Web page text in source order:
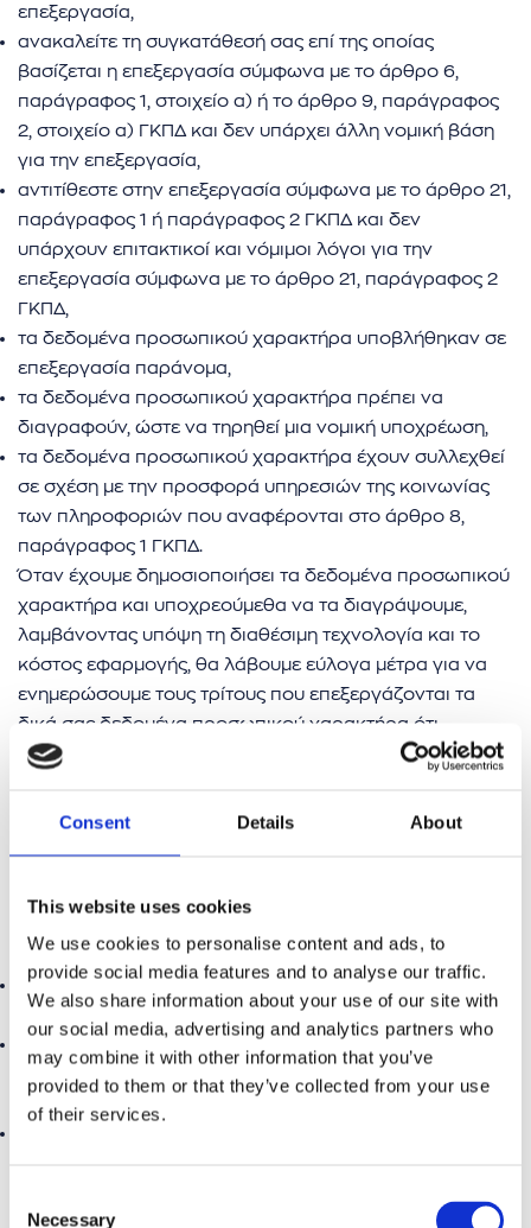
Consent Details About
This website uses cookies
We use cookies to personalise content and ads, to
provide social media features and to analyse our traffic.
We also share information about your use of our site with
our social media, advertising and analytics partners who
may combine it with other information that you’ve
provided to them or that they’ve collected from your use
of their services.
Necessary
επεξεργασία,
ανακαλείτε τη συγκατάθεσή σας επί της οποίας
βασίζεται η επεξεργασία σύμφωνα με το άρθρο 6,
παράγραφος 1, στοιχείο α) ή το άρθρο 9, παράγραφος
2, στοιχείο α) ΓΚΠΔ και δεν υπάρχει άλλη νομική βάση
για την επεξεργασία,
αντιτίθεστε στην επεξεργασία σύμφωνα με το άρθρο 21,
παράγραφος 1 ή παράγραφος 2 ΓΚΠΔ και δεν
υπάρχουν επιτακτικοί και νόμιμοι λόγοι για την
επεξεργασία σύμφωνα με το άρθρο 21, παράγραφος 2
ΓΚΠΔ,
τα δεδομένα προσωπικού χαρακτήρα υποβλήθηκαν σε
επεξεργασία παράνομα,
τα δεδομένα προσωπικού χαρακτήρα πρέπει να
διαγραφούν, ώστε να τηρηθεί μια νομική υποχρέωση,
τα δεδομένα προσωπικού χαρακτήρα έχουν συλλεχθεί
σε σχέση με την προσφορά υπηρεσιών της κοινωνίας
των πληροφοριών που αναφέρονται στο άρθρο 8,
παράγραφος 1 ΓΚΠΔ.
Όταν έχουμε δημοσιοποιήσει τα δεδομένα προσωπικού
χαρακτήρα και υποχρεούμεθα να τα διαγράψουμε,
λαμβάνοντας υπόψη τη διαθέσιμη τεχνολογία και το
κόστος εφαρμογής, θα λάβουμε εύλογα μέτρα για να
ενημερώσουμε τους τρίτους που επεξεργάζονται τα
δικά σας δεδομένα προσωπικού χαρακτήρα ότι
απαιτείτε και ζητήσατε από αυτούς τη διαγραφή τυχόν
αναπαραγωγών των εν λόγω δεδομένων προσωπικού
περιορισμό της επεξεργασίας σύμφωνα με το άρθρο 18
ΓΚΠΔ, όταν ισχύει μια από τις ακόλουθες προϋποθέσεις:
αμφισβητείτε την ακρίβεια των δεδομένων προσωπικού
η επεξεργασία είναι παράνομη και ζητάτε αντί της
διαγραφής τον περιορισμό της χρήσης των δεδομένων
προσωπικού χαρακτήρα,
από το υποκείμενο των δεδομένων για τη θεμελίωση,